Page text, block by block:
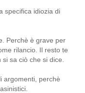
specifica idiozia di
Perchè è grave per
rilancio. Il resto te
sa ciò che si dice.
argomenti, perchè